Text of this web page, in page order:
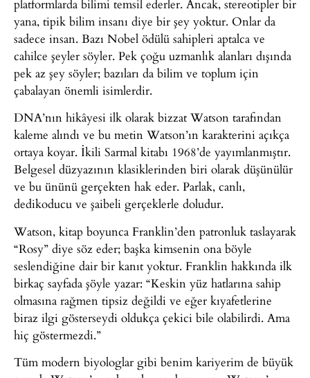
platformlarda bilimi temsil ederler. Ancak, stereotipler bir
yana, tipik bilim insanı diye bir şey yoktur. Onlar da
sadece insan. Bazı Nobel ödülü sahipleri aptalca ve
cahilce şeyler söyler. Pek çoğu uzmanlık alanları dışında
pek az şey söyler; bazıları da bilim ve toplum için
çabalayan önemli isimlerdir.
DNA’nın hikâyesi ilk olarak bizzat Watson tarafından
kaleme alındı ve bu metin Watson’ın karakterini açıkça
ortaya koyar. İkili Sarmal kitabı 1968’de yayımlanmıştır.
Belgesel düzyazının klasiklerinden biri olarak düşünülür
ve bu ününü gerçekten hak eder. Parlak, canlı,
dedikoducu ve şaibeli gerçeklerle doludur.
Watson, kitap boyunca Franklin’den patronluk taslayarak
“Rosy” diye söz eder; başka kimsenin ona böyle
seslendiğine dair bir kanıt yoktur. Franklin hakkında ilk
birkaç sayfada şöyle yazar: “Keskin yüz hatlarına sahip
olmasına rağmen tipsiz değildi ve eğer kıyafetlerine
biraz ilgi gösterseydi oldukça çekici bile olabilirdi. Ama
hiç göstermezdi.”
Tüm modern biyologlar gibi benim kariyerim de büyük